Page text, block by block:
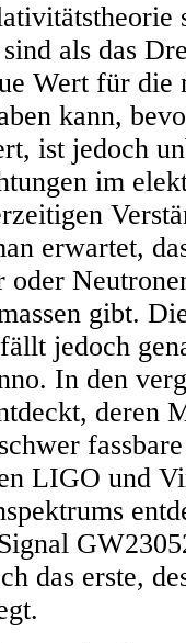
als das
Wert für die
kann,
ist jedoch
im
erwartet,
gibt.
jedoch
In den
deren
LIGO und
das erste,